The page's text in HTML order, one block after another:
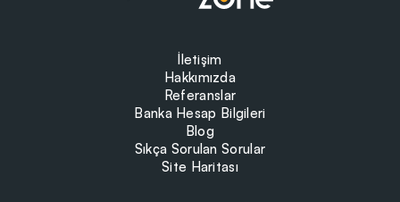
İletişim
Hakkımızda
Referanslar
Banka Hesap Bilgileri
Blog
Sıkça Sorulan Sorular
Site Haritası